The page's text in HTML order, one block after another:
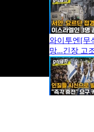
와이투엔[무
망...긴장 고